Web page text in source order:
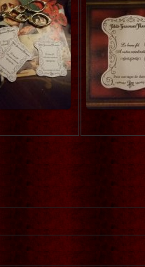
80,000円(税込)